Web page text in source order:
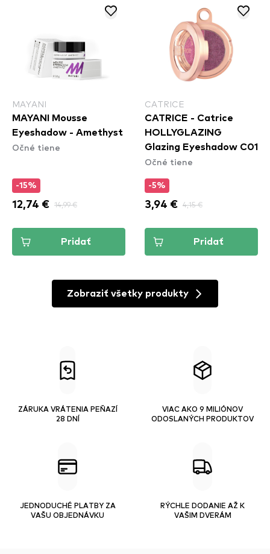
MAYANI
MAYANI Mousse
Eyeshadow - Amethyst
Očné tiene
-15%
12,74 € 14,99 €
Pridať
CATRICE
CATRICE - Catrice
HOLLYGLAZING
Glazing Eyeshadow C01
Očné tiene
-5%
3,94 € 4,15 €
Pridať
Zobraziť všetky produkty
ZÁRUKA VRÁTENIA PEŇAZÍ
28 DNÍ
VIAC AKO 9 MILIÓNOV
ODOSLANÝCH PRODUKTOV
JEDNODUCHÉ PLATBY ZA
VAŠU OBJEDNÁVKU
RÝCHLE DODANIE AŽ K
VAŠIM DVERÁM